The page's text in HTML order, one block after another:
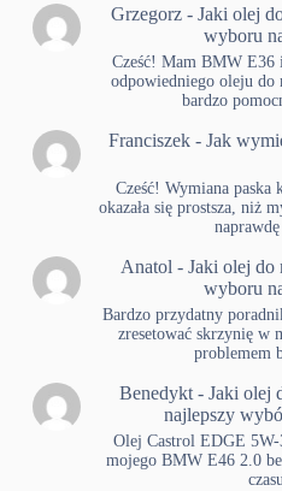
Grzegorz- Jaki olej
wyboru
Cześć! Mam BMW E36
odpowiedniego oleju do
bardzo
Franciszek- Jak
Cześć! Wymiana
okazała się prostsza, niż
Anatol - Jaki olej do
wyboru
Bardzo przydatny
zresetować skrzynię w
problemem
Benedykt- Jaki olej
najlepszy
Olej Castrol EDGE
mojego BMW E46 2.0